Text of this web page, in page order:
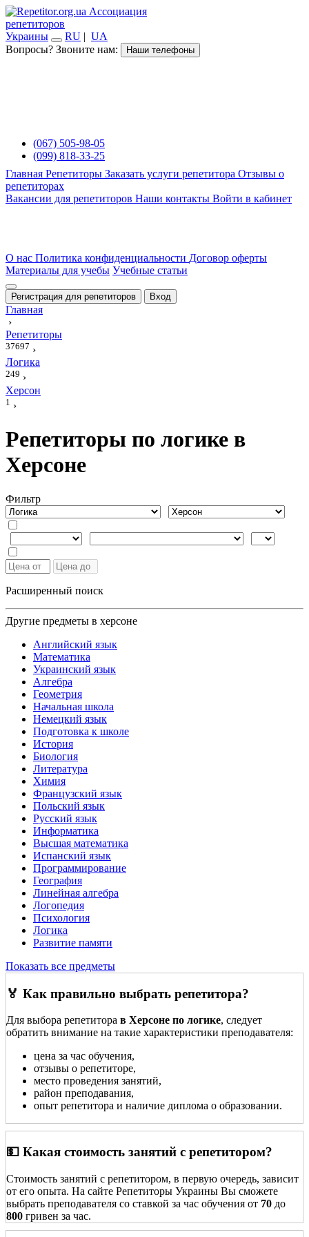
Ассоциация
репетиторов
Украины
RU | UA
Вопросы? Звоните нам:
Наши телефоны
(067) 505-98-05
(099) 818-33-25
Главная Репетиторы Заказать услуги репетитора Отзывы о
репетиторах
Вакансии для репетиторов Наши контакты Войти в кабинет
О нас Политика конфиденциальности Договор оферты
Материалы для учебы Учебные статьи
Регистрация для репетиторов Вход
Главная
›
Репетиторы
37697 ›
Логика
249 ›
Херсон
1 ›
Репетиторы по логике в
Херсоне
Фильтр
Расширенный поиск
Другие предметы в херсоне
Английский язык
Математика
Украинский язык
Алгебра
Геометрия
Начальная школа
Немецкий язык
Подготовка к школе
История
Биология
Литература
Химия
Французский язык
Польский язык
Русский язык
Информатика
Высшая математика
Испанский язык
Программирование
География
Линейная алгебра
Логопедия
Психология
Логика
Развитие памяти
Показать все предметы
🏅 Как правильно выбрать репетитора?
Для выбора репетитора в Херсоне по логике, следует
обратить внимание на такие характеристики преподавателя:
цена за час обучения,
отзывы о репетиторе,
место проведения занятий,
район преподавания,
опыт репетитора и наличие диплома о образовании.
💵 Какая стоимость занятий с репетитором?
Стоимость занятий с репетитором, в первую очередь, зависит
от его опыта. На сайте Репетиторы Украины Вы сможете
выбрать преподавателя со ставкой за час обучения от 70 до
800 гривен за час.